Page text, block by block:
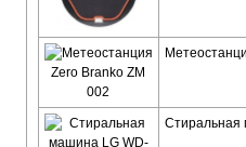
Стиральная